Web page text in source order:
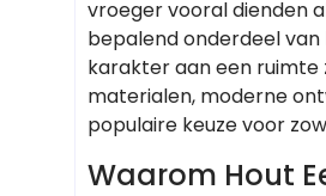
vroeger vooral dienden
bepalend onderdeel van
karakter aan een ruimte
materialen, moderne
populaire keuze voor
Waarom Hout